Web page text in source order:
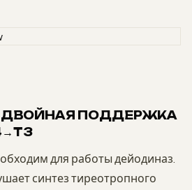
ДВОЙНАЯ ПОДДЕРЖКА
для работы дейодиназ.
синтез тиреотропного